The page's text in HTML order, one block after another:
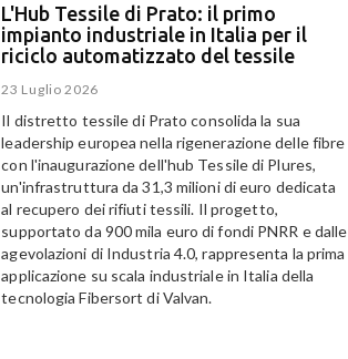
L'Hub Tessile di Prato: il primo
impianto industriale in Italia per il
riciclo automatizzato del tessile
23 Luglio 2026
Il distretto tessile di Prato consolida la sua
leadership europea nella rigenerazione delle fibre
con l'inaugurazione dell'hub Tessile di Plures,
un'infrastruttura da 31,3 milioni di euro dedicata
al recupero dei rifiuti tessili. Il progetto,
supportato da 900 mila euro di fondi PNRR e dalle
agevolazioni di Industria 4.0, rappresenta la prima
applicazione su scala industriale in Italia della
tecnologia Fibersort di Valvan.